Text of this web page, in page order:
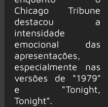
Chicago Tribune
destacou a
intensidade
emocional das
apresentações,
especialmente nas
versões de “1979”
e “Tonight,
Tonight”.